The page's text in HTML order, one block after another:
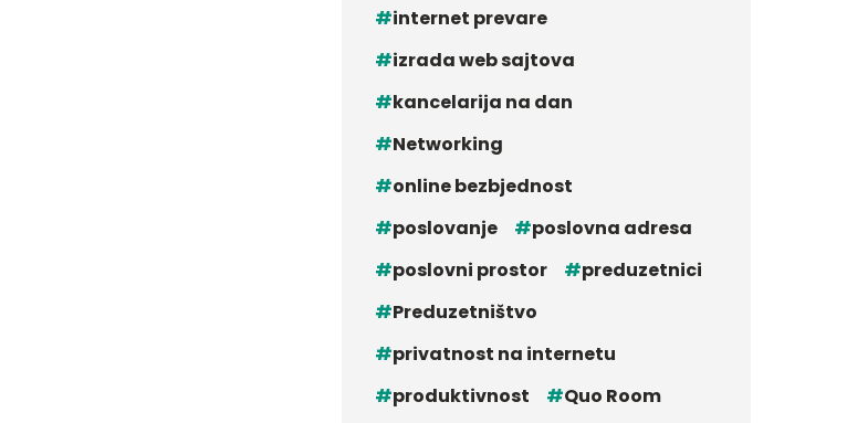
internet prevare
izrada web sajtova
kancelarija na dan
Networking
online bezbjednost
poslovanje
poslovna adresa
poslovni prostor
preduzetnici
Preduzetništvo
privatnost na internetu
produktivnost
Quo Room